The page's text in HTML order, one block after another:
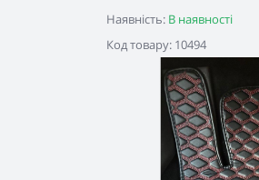
Наявність: В наявності
Код товару: 10494